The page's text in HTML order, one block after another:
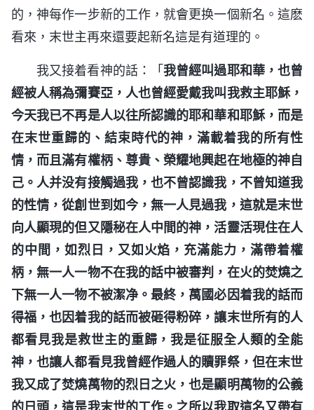
的，神每作一步新的工作，就會更换一個新名。這麽
看來，末世主再來還要起新名這是有道理的。
我又接着看神的話：「我曾經叫過耶和華，也曾
經被人稱為彌賽亞，人也曾經愛戴我叫我救主耶穌，
今天我已不再是人以往所認識的耶和華和耶穌，而是
在末世重歸的、結束時代的神，滿載着我的所有性
情，而且滿有權柄、尊貴、榮耀地興起在地極的神自
己。人并没有接觸過我，也不曾認識我，不曾知道我
的性情，從創世到如今，無一人見過我，這就是末世
向人顯現的但又隱秘在人中間的神，活靈活現住在人
的中間，如烈日，又如火焰，充滿能力，滿帶着權
柄，無一人一物不在我的話中被審判，在火的焚燒之
下無一人一物不被潔净。最終，萬國必因着我的話而
得福，也因着我的話而被砸得粉碎，讓末世所有的人
都看見我是救世主的重歸，我是征服全人類的全能
神，也讓人都看見我曾經作過人的贖罪祭，但在末世
我又成了焚燒萬物的烈日之火，也是顯明萬物的公義
的日頭，這是我末世的工作。之所以我取這名又帶有